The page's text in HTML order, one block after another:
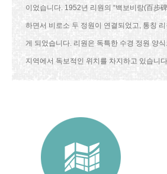
이었습니다. 1952년 리원의 “백보비랑(百步
하면서 비로소 두 정원이 연결되었고, 통칭
게 되었습니다. 리원은 독특한 수경 정원 양
지역에서 독보적인 위치를 차지하고 있습니